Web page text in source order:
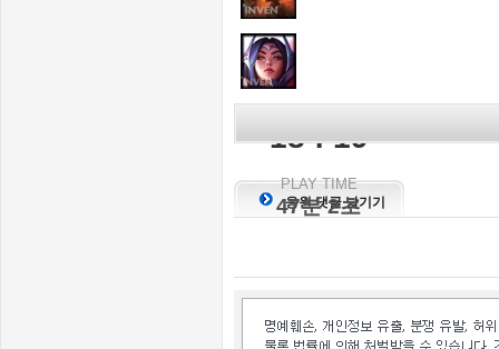
18 : 19
PLAY TIME
47분 2초
응원 댓글 남기기